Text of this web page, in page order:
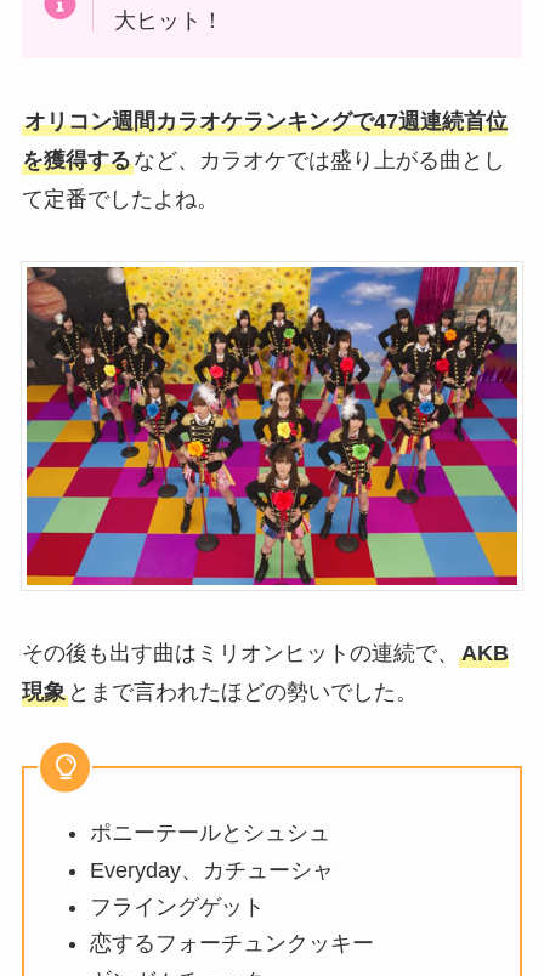
大ヒット！
オリコン週間カラオケランキングで47週連続首位
を獲得するなど、カラオケでは盛り上がる曲とし
て定番でしたよね。
その後も出す曲はミリオンヒットの連続で、 AKB
現象とまで言われたほどの勢いでした。
ポニーテールとシュシュ
Everyday、カチューシャ
フライングゲット
恋するフォーチュンクッキー